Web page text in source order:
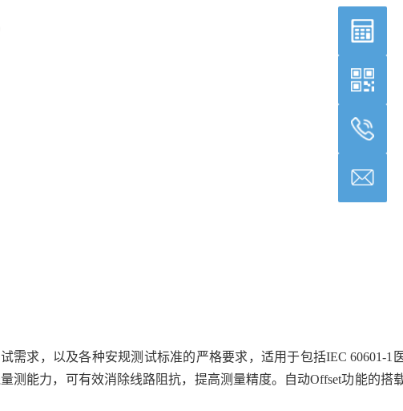
求，以及各种安规测试标准的严格要求，适用于包括IEC 60601-1
测能力，可有效消除线路阻抗，提高测量精度。自动Offset功能的搭